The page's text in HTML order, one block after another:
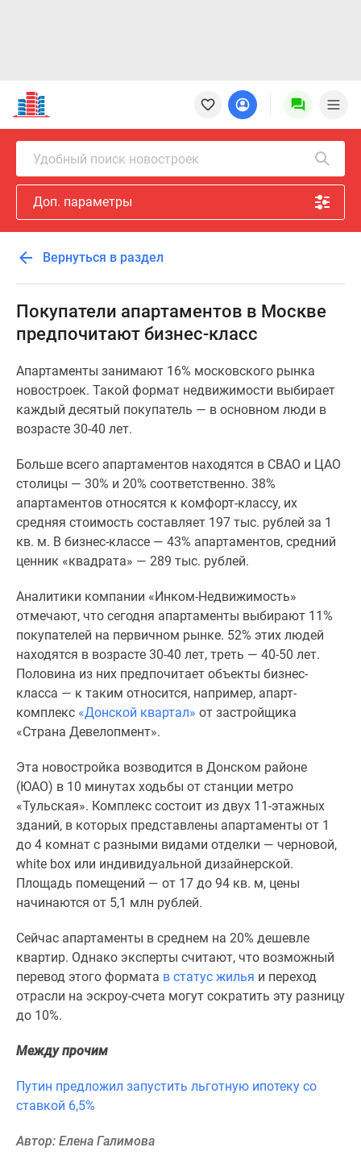
Новостройки
Квартиры
Ипотека
Новостройки
Москвы
Новостройки
Подмосковья
Новостройки
Москвы
Готовые
новостройки
Новостройки
Специальные
предложения
Коммерческие
помещения
Продавцы
застройщики
Панорамы
новостроек
новостроек
Экспертиза
новостроек
Экология
Москвы
Подмосковья
Студии
комнатные
комнатные
Квартиры
карте
Ипотечный
Семейная
ипотека
Военная
ипотека
Банки
программы
Новости
недвижимости
Мнение
эксперта
Удобный поиск новостроек
Доп. параметры
Вернуться в раздел
Покупатели апартаментов в Москве
предпочитают бизнес-класс
Апартаменты занимают 16% московского рынка
новостроек. Такой формат недвижимости выбирает
каждый десятый покупатель — в основном люди в
возрасте 30-40 лет.
Больше всего апартаментов находятся в СВАО и ЦАО
столицы — 30% и 20% соответственно. 38%
апартаментов относятся к комфорт-классу, их
средняя стоимость составляет 197 тыс. рублей за 1
кв. м. В бизнес-классе — 43% апартаментов, средний
ценник «квадрата» — 289 тыс. рублей.
Аналитики компании «Инком-Недвижимость»
отмечают, что сегодня апартаменты выбирают 11%
покупателей на первичном рынке. 52% этих людей
находятся в возрасте 30-40 лет, треть — 40-50 лет.
Половина из них предпочитает объекты бизнес-
класса — к таким относится, например, апарт-
комплекс «Донской квартал» от застройщика
«Страна Девелопмент».
Эта новостройка возводится в Донском районе
(ЮАО) в 10 минутах ходьбы от станции метро
«Тульская». Комплекс состоит из двух 11-этажных
зданий, в которых представлены апартаменты от 1
до 4 комнат с разными видами отделки — черновой,
white box или индивидуальной дизайнерской.
Площадь помещений — от 17 до 94 кв. м, цены
начинаются от 5,1 млн рублей.
Сейчас апартаменты в среднем на 20% дешевле
квартир. Однако эксперты считают, что возможный
перевод этого формата в статус жилья и переход
отрасли на эскроу-счета могут сократить эту разницу
до 10%.
Между прочим
Путин предложил запустить льготную ипотеку со
ставкой 6,5%
Автор: Елена Галимова